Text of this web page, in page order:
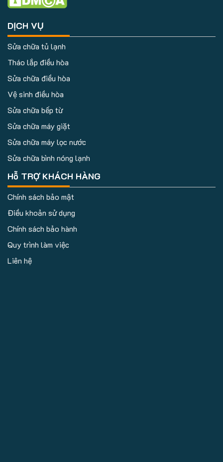
DỊCH VỤ
Sửa chữa tủ lạnh
Tháo lắp điều hòa
Sửa chữa điều hòa
Vệ sinh điều hòa
Sửa chữa bếp từ
Sửa chữa máy giặt
Sửa chữa máy lọc nước
Sửa chữa bình nóng lạnh
Hỗ TRỢ KHÁCH HÀNG
Chính sách bảo mật
Điều khoản sử dụng
Chính sách bảo hành
Quy trình làm việc
Liên hệ